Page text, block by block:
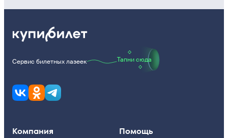
Сервис билетных лазеек Тапни сюда
Компания Помощь